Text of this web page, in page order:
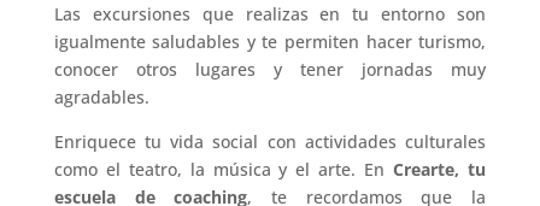
Las excursiones que realizas en tu entorno son
igualmente saludables y te permiten hacer turismo,
conocer otros lugares y tener jornadas muy
agradables.
Enriquece tu vida social con actividades culturales
como el teatro, la música y el arte. EnCrearte, tu
escuela de coaching, te recordamos que la